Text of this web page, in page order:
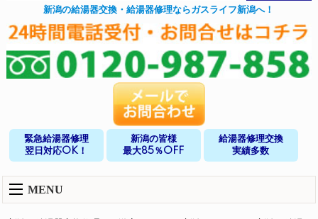
新潟の給湯器交換・給湯器修理ならガスライフ新潟へ！
緊急給湯器修理
翌日対応OK！
新潟の皆様
最大85％OFF
給湯器修理交換
実績多数
MENU